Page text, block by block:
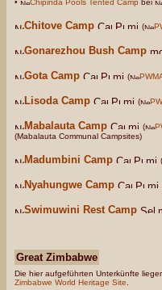
•
Chipinda Pools Tented Camp bei
Chitove Camp (
Gonarezhou Bush Camp
Gota Camp (
Lisoda Camp (
Mabalauta Camp (
(Mabalauta Communal Campsites)
Madumbini Camp (
Nyahungwe Camp
Swimuwini Rest Camp
Great Zimbabwe
Die hier aufgeführten Unterkünfte
Zimbabwe World Heritage Site